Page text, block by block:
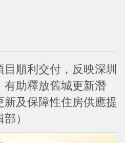
順利交付，反映深圳
有助釋放舊城更新潛
新及保障性住房供應提
）